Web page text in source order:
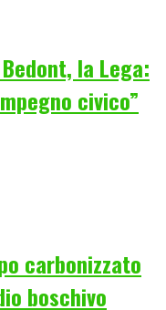
la Lega:
civico”
carbonizzato
boschivo